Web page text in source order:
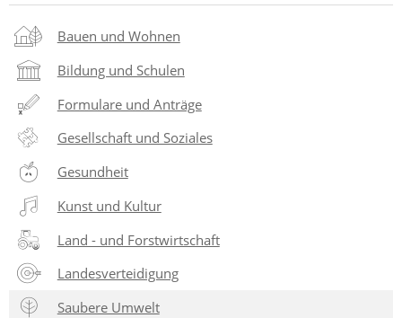
Bauen und Wohnen
Bildung und Schulen
Formulare und Anträge
Gesellschaft und Soziales
Gesundheit
Kunst und Kultur
Land - und Forstwirtschaft
Landesverteidigung
Saubere Umwelt